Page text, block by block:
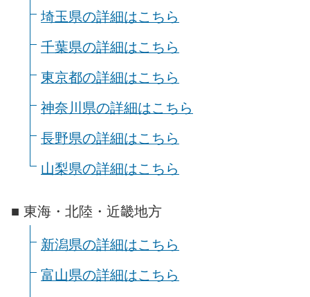
埼玉県の詳細はこちら
千葉県の詳細はこちら
東京都の詳細はこちら
神奈川県の詳細はこちら
長野県の詳細はこちら
山梨県の詳細はこちら
■ 東海・北陸・近畿地方
新潟県の詳細はこちら
富山県の詳細はこちら